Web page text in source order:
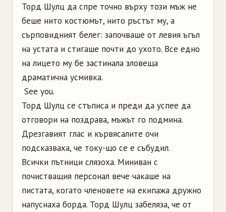
Торд Шулц да спре точно върху този мъж не
беше нито костюмът, нито ръстът му, а
сърповидният белег: започваше от левия ъгъл
на устата и стигаше почти до ухото. Все едно
на лицето му бе застинала зловеща
драматична усмивка.
­ See you.
Торд Шулц се стъписа и преди да успее да
отговори на поздрава, мъжът го подмина.
Дрезгавият глас и кървясалите очи
подсказваха, че току-що се е събудил.
Всички пътници слязоха. Миниван с
почистващия персонал вече чакаше на
пистата, когато членовете на екипажа дружно
напуснаха борда. Торд Шулц забеляза, че от